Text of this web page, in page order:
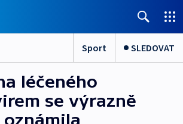
Sport SLEDOVAT
léčeného
se výrazně